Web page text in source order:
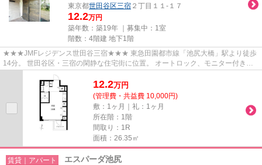
東京都世田谷区三宿 ２丁目１１-１７
12.2万円
築年数：築19年 ｜募集中： 1室
階数：4階建 地下1階
★★★JMFレジデンス世田谷三宿★★★ 東急田園都市線「池尻大橋」駅より徒歩
14分。 世田谷区・三宿の閑静な住宅街に位置。 オートロック、モニター付きイ
ンターホン、防犯カメラとセキュリ...
12.2万円
(管理費・共益費 10,000円)
敷：1ヶ月｜礼：1ヶ月
所在階：1階
間取り：1R
面積：26.35㎡
賃貸｜アパート エスパーダ池尻